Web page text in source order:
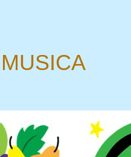
MUSICA